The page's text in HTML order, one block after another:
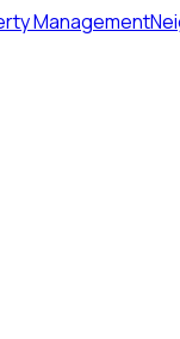
Management